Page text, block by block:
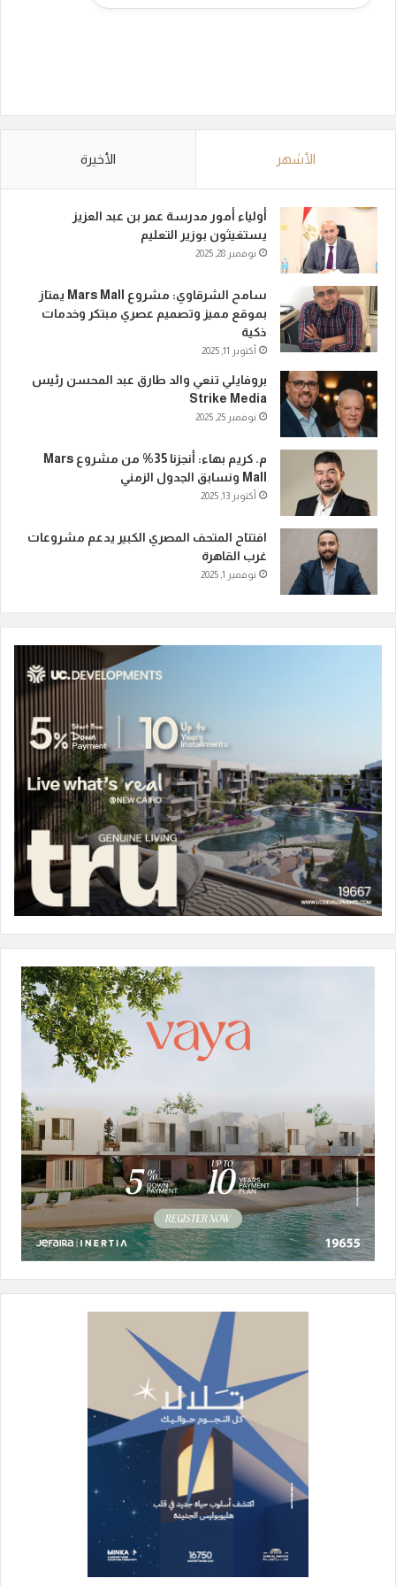
الأشهر الأخيرة
أولياء أمور مدرسة عمر بن عبد العزيز
يستغيثون بوزير التعليم
نوفمبر 28, 2025
سامح الشرقاوي: مشروع Mars Mall يمتاز
بموقع مميز وتصميم عصري مبتكر وخدمات
ذكية
أكتوبر 11, 2025
بروفايلي تنعي والد طارق عبد المحسن رئيس
Strike Media
نوفمبر 25, 2025
م. كريم بهاء: أنجزنا 35% من مشروع Mars
Mall ونسابق الجدول الزمني
أكتوبر 13, 2025
افتتاح المتحف المصري الكبير يدعم مشروعات
غرب القاهرة
نوفمبر 1, 2025